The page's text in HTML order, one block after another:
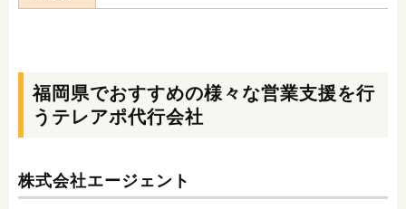
福岡県でおすすめの様々な営業支援を行
うテレアポ代行会社
株式会社エージェント